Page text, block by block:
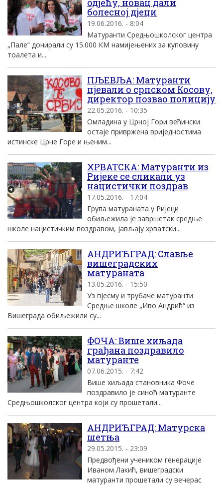
одјећу, новац дали
болесној дјеци
19.06.2016. - 8:04
Матуранти Средњошколског центра
„Пале“ донирали су 15.000 КМ намијењених за куповину
тоалета и...
ПЉЕВЉА: Матуранти
пјевали о српском Косову,
директор позвао полицију
22.05.2016. - 10:35
Омладина у Црној Гори већински
остаје привржена вриједностима
истинске Црне Горе и њеним...
ХРВАТСКА: Матуранти из
Ријеке се сликали уз
нацистички поздрав
17.05.2016. - 17:04
Група матураната у Ријеци
обиљежила је завршетак средње
школе нацистичким поздравом, јављају хрватски...
АНДРИЋГРАД: Славље
вишеградских
матураната
13.05.2016. - 15:50
Уз пјесму и трубаче матуранти
Средње школе „Иво Андрић“ из
Вишеграда обиљежили су...
ФОЧА: Више хиљада
грађана поздравило
матуранте
07.06.2015. - 7:42
Више хиљада становника Фоче
поздравило је синоћ матуранте
Средњошколског центра који су прошетали...
АНДРИЋГРАД: Матурска
шетња
29.05.2015. - 23:09
Предвођени учеником генерације
Иваном Лакић, вишеградски
матуранти прошетали су вечерас